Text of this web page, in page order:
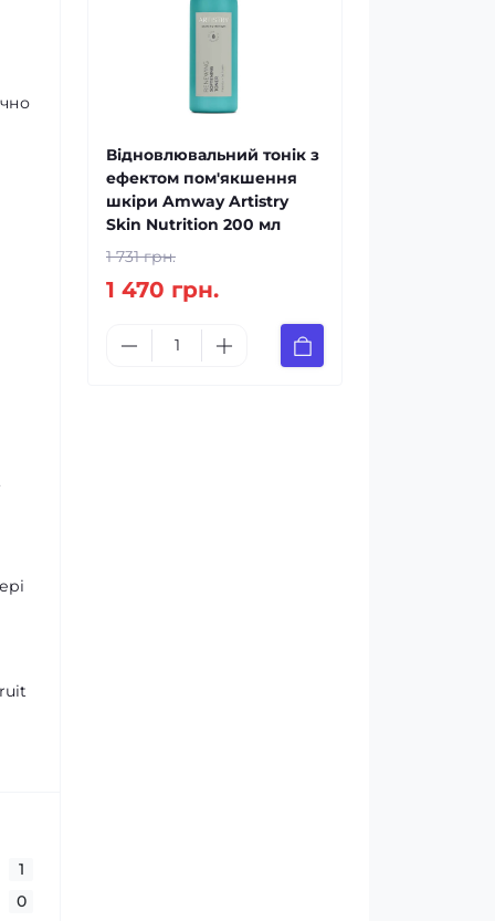
1
0
Відновлювальний тонік з
ефектом пом'якшення
шкіри Amway Artistry
Skin Nutrition 200 мл
1 731 грн.
1 470 грн.